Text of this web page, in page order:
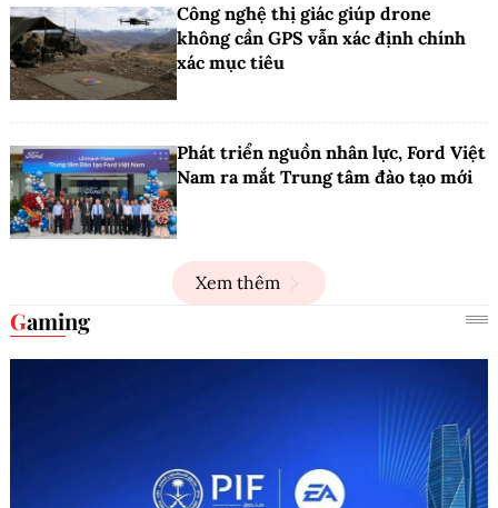
Công nghệ thị giác giúp drone
không cần GPS vẫn xác định chính
xác mục tiêu
Phát triển nguồn nhân lực, Ford Việt
Nam ra mắt Trung tâm đào tạo mới
Xem thêm
Gaming